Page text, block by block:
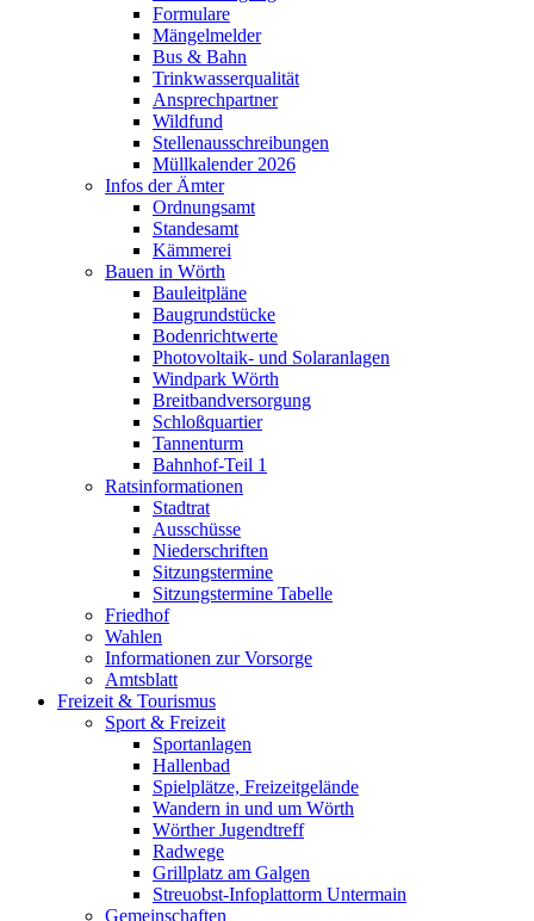
Formulare
Mängelmelder
Bus & Bahn
Trinkwasserqualität
Ansprechpartner
Wildfund
Stellenausschreibungen
Müllkalender 2026
Infos der Ämter
Ordnungsamt
Standesamt
Kämmerei
Bauen in Wörth
Bauleitpläne
Baugrundstücke
Bodenrichtwerte
Photovoltaik- und Solaranlagen
Windpark Wörth
Breitbandversorgung
Schloßquartier
Tannenturm
Bahnhof-Teil 1
Ratsinformationen
Stadtrat
Ausschüsse
Niederschriften
Sitzungstermine
Sitzungstermine Tabelle
Friedhof
Wahlen
Informationen zur Vorsorge
Amtsblatt
Freizeit & Tourismus
Sport & Freizeit
Sportanlagen
Hallenbad
Spielplätze, Freizeitgelände
Wandern in und um Wörth
Wörther Jugendtreff
Radwege
Grillplatz am Galgen
Streuobst-Infoplattorm Untermain
Gemeinschaften